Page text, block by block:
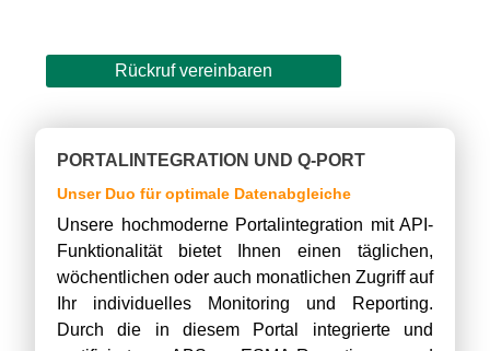
Rückruf vereinbaren
PORTALINTEGRATION UND Q-PORT
Unser Duo für optimale Datenabgleiche
Unsere hochmoderne Portalintegration mit API-
Funktionalität bietet Ihnen einen täglichen,
wöchentlichen oder auch monatlichen Zugriff auf
Ihr individuelles Monitoring und Reporting.
Durch die in diesem Portal integrierte und